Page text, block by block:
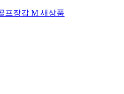
프장갑 M 새상품